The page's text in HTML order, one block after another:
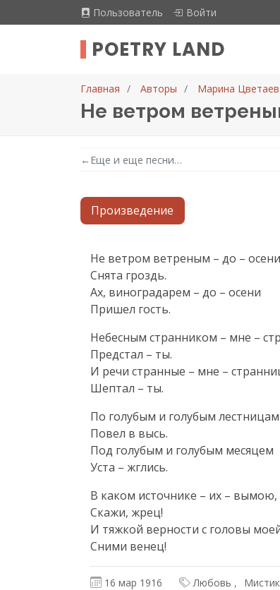
Пользователь Войти
POETRY LAND
Главная Авторы Марина
Не ветром
← Еще и еще песни…
Произведение
Текст
Не ветром ветреным – до – осени
Снята гроздь.
Ах, виноградарем – до – осени
Пришел гость.
Небесным странником – мне –
Предстал – ты.
И речи странные – мне –
Шептал – ты.
По голубым и голубым лестницам
Повел в высь.
Под голубым и голубым месяцем
Уста – жглись.
В каком источнике – их – вымою,
Скажи, жрец!
И тяжкой верности с головы
Сними венец!
16 мар 1916 Любовь